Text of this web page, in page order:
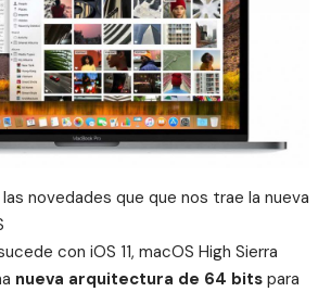
novedades que que nos trae la nueva
con iOS 11, macOS High Sierra
nueva arquitectura de 64 bitspara